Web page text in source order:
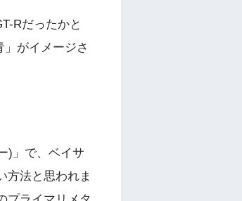
Rだったかと
がイメージさ
)」で、ベイサ
方法と思われま